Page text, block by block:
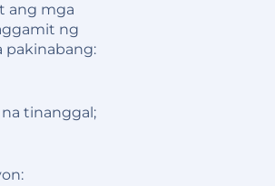
ang mga
ng
pakinabang:
tinanggal;